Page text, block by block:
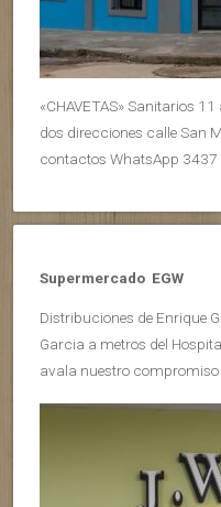
«CHAVETAS» Sanitarios
dos direcciones calle San
contactos WhatsApp 3437
Supermercado EGW
Distribuciones de Enrique
Garcia a metros del
avala nuestro compromiso